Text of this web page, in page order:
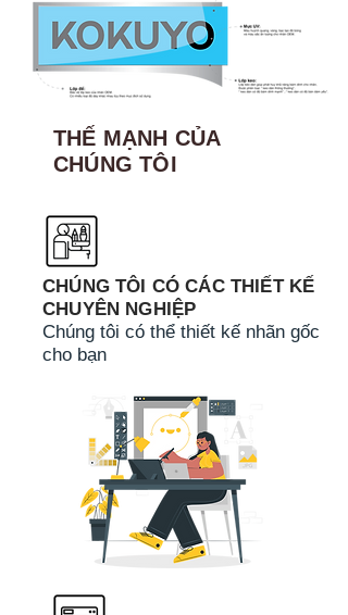
THẾ MẠNH CỦA
CHÚNG TÔI
CHÚNG TÔI CÓ CÁC THIẾT KẾ
CHUYÊN NGHIỆP
Chúng tôi có thể thiết kế nhãn gốc
cho bạn